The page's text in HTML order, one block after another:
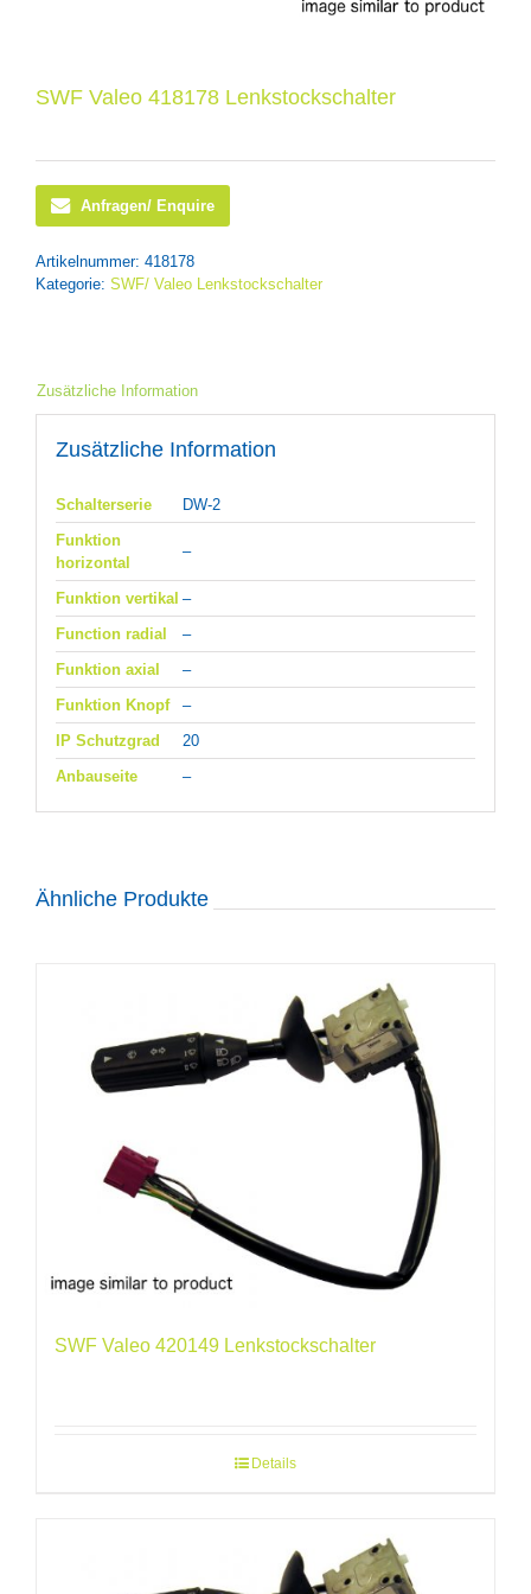
SWF Valeo 418178 Lenkstockschalter
Anfragen/ Enquire
Artikelnummer: 418178
Kategorie: SWF/ Valeo Lenkstockschalter
Zusätzliche Information
Zusätzliche Information
Schalterserie
DW-2
Funktion
horizontal
–
Funktion vertikal –
Function radial
–
Funktion axial
–
Funktion Knopf
–
IP Schutzgrad
20
Anbauseite
–
Ähnliche Produkte
SWF Valeo 420149 Lenkstockschalter
Details